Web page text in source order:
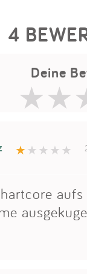
4
Deine